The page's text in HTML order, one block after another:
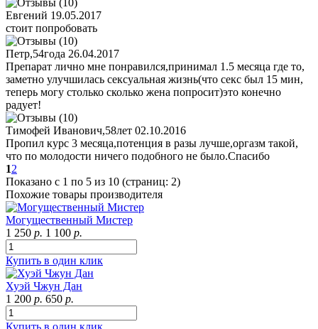
Евгений 19.05.2017
стоит попробовать
Петр,54года 26.04.2017
Препарат лично мне понравился,принимал 1.5 месяца где то,
заметно улучшилась сексуальная жизнь(что секс был 15 мин,
теперь могу столько сколько жена попросит)это конечно
радует!
Тимофей Иванович,58лет 02.10.2016
Пропил курс 3 месяца,потенция в разы лучше,оргазм такой,
что по молодости ничего подобного не было.Спасибо
12
Показано с 1 по 5 из 10 (страниц: 2)
Похожие товары производителя
Могущественный Мистер
1 250 р. 1 100 р.
Купить в один клик
Хуэй Чжун Дан
1 200 р. 650 р.
Купить в один клик